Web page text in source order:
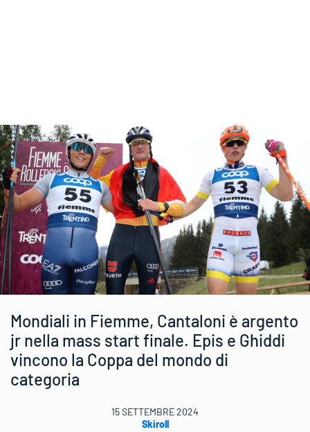
Mondiali in Fiemme, Cantaloni è argento
jr nella mass start finale. Epis e Ghiddi
vincono la Coppa del mondo di
categoria
15 SETTEMBRE 2024
Skiroll